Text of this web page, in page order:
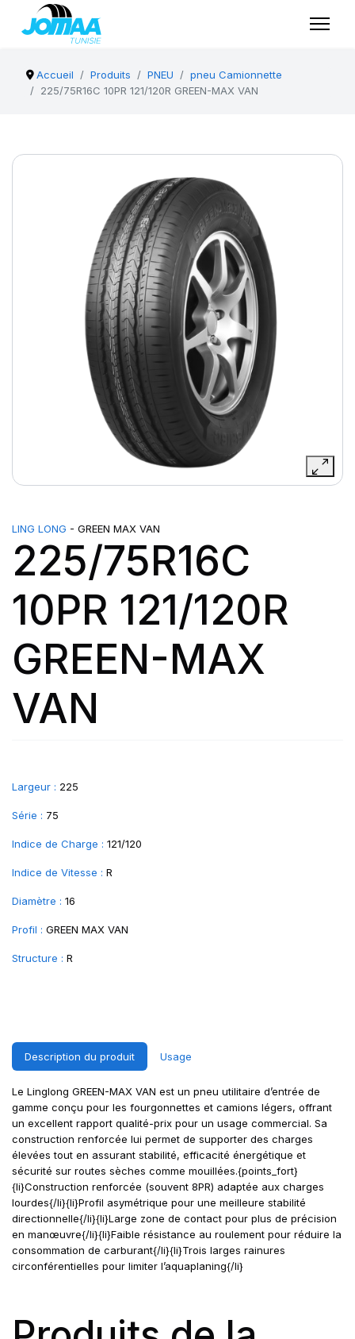
Accueil Produits PNEU
pneu Camionnette
225/75R16C 10PR 121/120R GREEN-MAX VAN
LING LONG - GREEN MAX VAN
225/75R16C
10PR 121/120R
GREEN-MAX
VAN
Largeur : 225
Série : 75
Indice de Charge : 121/120
Indice de Vitesse : R
Diamètre : 16
Profil : GREEN MAX VAN
Structure : R
Description du produit Usage
Le Linglong GREEN-MAX VAN est un pneu utilitaire d’entrée de
gamme conçu pour les fourgonnettes et camions légers, offrant
un excellent rapport qualité-prix pour un usage commercial. Sa
construction renforcée lui permet de supporter des charges
élevées tout en assurant stabilité, efficacité énergétique et
sécurité sur routes sèches comme mouillées.{points_fort}
{li}Construction renforcée (souvent 8PR) adaptée aux charges
lourdes{/li}{li}Profil asymétrique pour une meilleure stabilité
directionnelle{/li}{li}Large zone de contact pour plus de précision
en manœuvre{/li}{li}Faible résistance au roulement pour réduire la
consommation de carburant{/li}{li}Trois larges rainures
circonférentielles pour limiter l’aquaplaning{/li}